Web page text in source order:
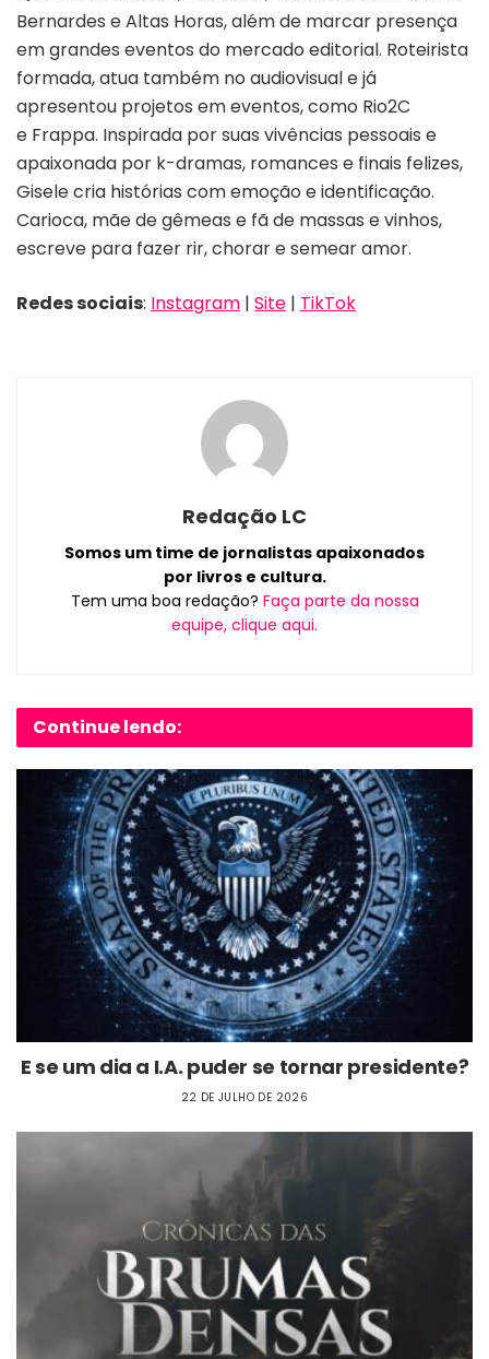
Bernardes e Altas Horas, além de marcar presença
em grandes eventos do mercado editorial. Roteirista
formada, atua também no audiovisual e já
apresentou projetos em eventos, como Rio2C
e Frappa. Inspirada por suas vivências pessoais e
apaixonada por k-dramas, romances e finais felizes,
Gisele cria histórias com emoção e identificação.
Carioca, mãe de gêmeas e fã de massas e vinhos,
escreve para fazer rir, chorar e semear amor.
Redes sociais: Instagram | Site | TikTok
Redação LC
Somos um time de jornalistas apaixonados
por livros e cultura.
Tem uma boa redação? Faça parte da nossa
equipe, clique aqui.
Continue lendo:
E se um dia a I.A. puder se tornar presidente?
22 DE JULHO DE 2026